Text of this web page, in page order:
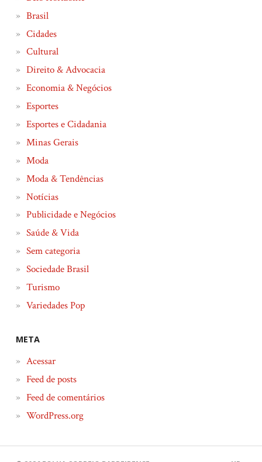
Brasil
Cidades
Cultural
Direito & Advocacia
Economia & Negócios
Esportes
Esportes e Cidadania
Minas Gerais
Moda
Moda & Tendências
Notícias
Publicidade e Negócios
Saúde & Vida
Sem categoria
Sociedade Brasil
Turismo
Variedades Pop
META
Acessar
Feed de posts
Feed de comentários
WordPress.org